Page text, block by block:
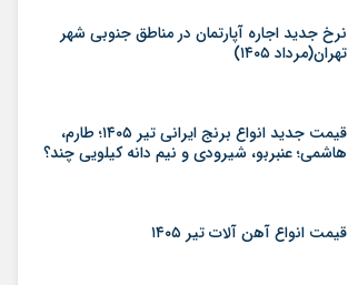
نرخ جدید اجاره آپارتمان در مناطق جنوبی شهر
تهران(مرداد ۱۴۰۵)
قیمت جدید انواع برنج ایرانی تیر ۱۴۰۵؛ طارم،
هاشمی؛ عنبربو، شیرودی و نیم دانه کیلویی چند؟
قیمت انواع آهن آلات تیر ۱۴۰۵